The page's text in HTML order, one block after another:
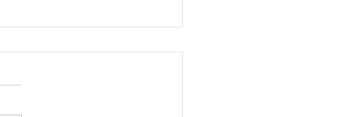
mesurer
?